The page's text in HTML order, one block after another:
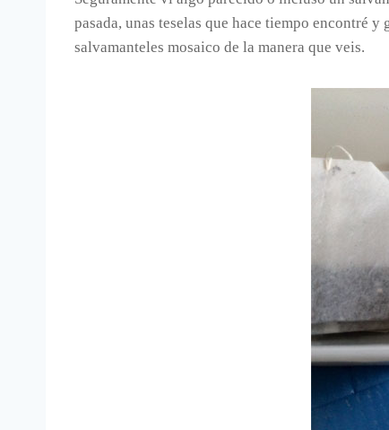
pasada, unas teselas que hace tiempo encontré
salvamanteles mosaico de la manera que veis.